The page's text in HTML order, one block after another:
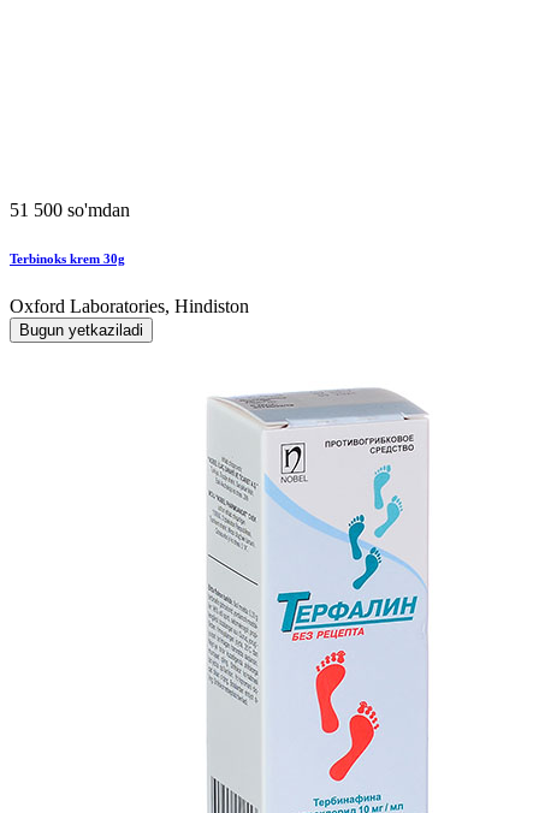
51 500 so'mdan
Terbinoks krem 30g
Oxford Laboratories, Hindiston
Bugun yetkaziladi